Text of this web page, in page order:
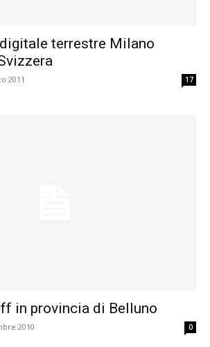
terrestre Milano
2011 17
in provincia di Belluno
2010 0